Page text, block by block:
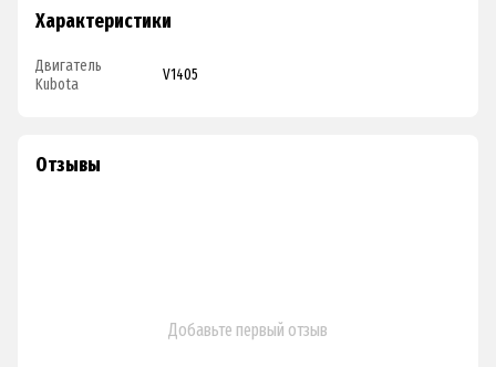
Характеристики
Двигатель
Kubota
V1405
Отзывы
Добавьте первый отзыв